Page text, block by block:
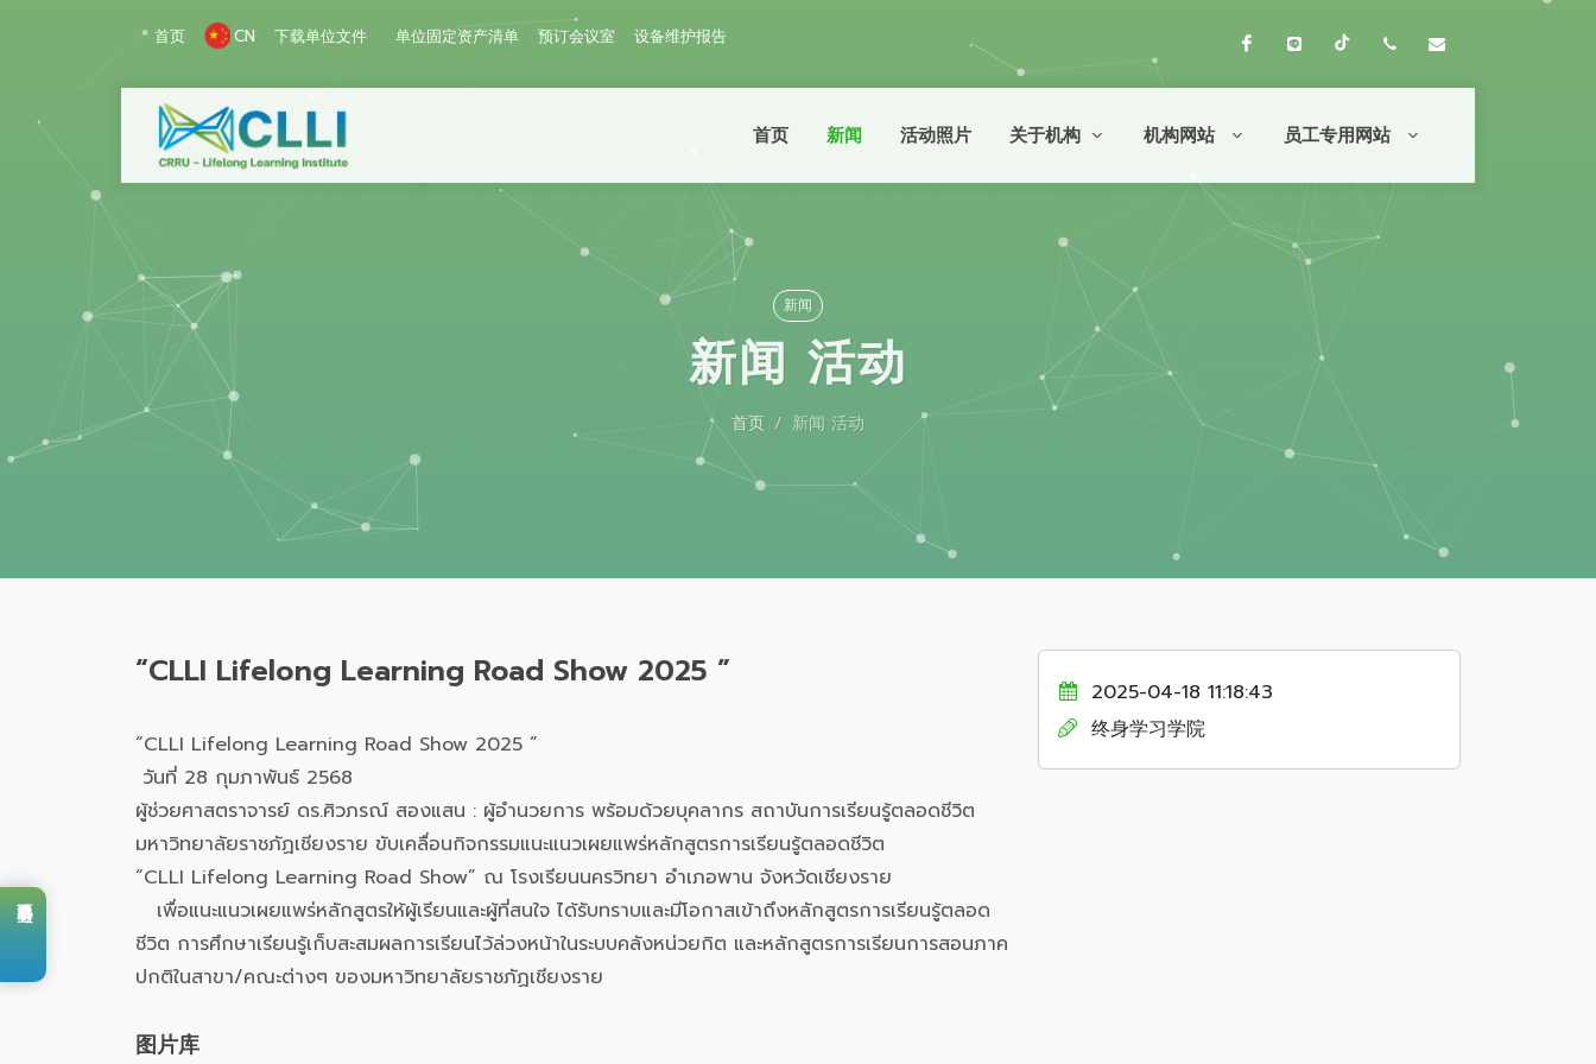
首页 CN 下载单位文件 单位固定资产清单 预订会议室 设备维护报告 FacebookLine Official
Tiktok 053-776-008 转 1001
首页 新闻 活动照片 关于机构 机构网站 员工专用网站
新闻
新闻 活动
首页 新闻 活动
“CLLI Lifelong Learning Road Show 2025 ”
“CLLI Lifelong Learning Road Show 2025 ”
วันที่ 28 กุมภาพันธ์ 2568
ผู้ช่วยศาสตราจารย์ ดร.ศิวภรณ์ สองแสน : ผู้อำนวยการ พร้อมด้วยบุคลากร สถาบันการเรียนรู้ตลอดชีวิต
มหาวิทยาลัยราชภัฏเชียงราย ขับเคลื่อนกิจกรรมแนะแนวเผยแพร่หลักสูตรการเรียนรู้ตลอดชีวิต
“CLLI Lifelong Learning Road Show” ณ โรงเรียนนครวิทยา อำเภอพาน จังหวัดเชียงราย
เพื่อแนะแนวเผยแพร่หลักสูตรให้ผู้เรียนและผู้ที่สนใจ ได้รับทราบและมีโอกาสเข้าถึงหลักสูตรการเรียนรู้ตลอด
ชีวิต การศึกษาเรียนรู้เก็บสะสมผลการเรียนไว้ล่วงหน้าในระบบคลังหน่วยกิต และหลักสูตรการเรียนการสอนภาค
ปกติในสาขา/คณะต่างๆ ของมหาวิทยาลัยราชภัฏเชียงราย
图片库
2025-04-18 11:18:43
终身学习学院